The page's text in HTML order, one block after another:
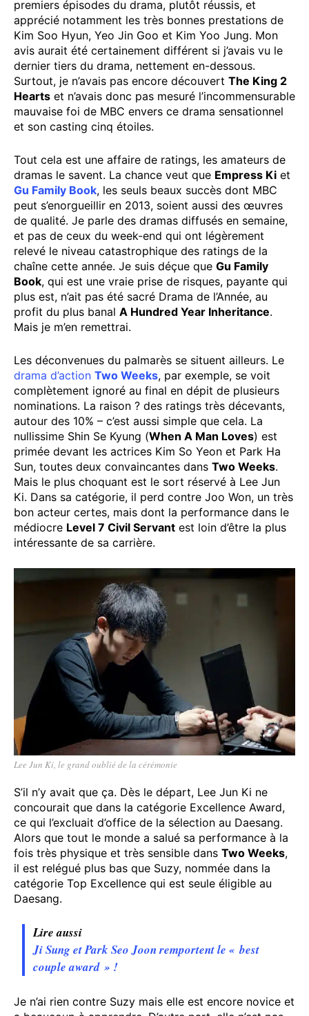
premiers épisodes du drama, plutôt réussis, et
apprécié notamment les très bonnes prestations de
Kim Soo Hyun, Yeo Jin Goo et Kim Yoo Jung. Mon
avis aurait été certainement différent si j’avais vu le
dernier tiers du drama, nettement en-dessous.
Surtout, je n’avais pas encore découvert The King 2
Hearts et n’avais donc pas mesuré l’incommensurable
mauvaise foi de MBC envers ce drama sensationnel
et son casting cinq étoiles.
Tout cela est une affaire de ratings, les amateurs de
dramas le savent. La chance veut que Empress Ki et
Gu Family Book, les seuls beaux succès dont MBC
peut s’enorgueillir en 2013, soient aussi des œuvres
de qualité. Je parle des dramas diffusés en semaine,
et pas de ceux du week-end qui ont légèrement
relevé le niveau catastrophique des ratings de la
chaîne cette année. Je suis déçue que Gu Family
Book, qui est une vraie prise de risques, payante qui
plus est, n’ait pas été sacré Drama de l’Année, au
profit du plus banal A Hundred Year Inheritance.
Mais je m’en remettrai.
Les déconvenues du palmarès se situent ailleurs. Le
drama d’action Two Weeks, par exemple, se voit
complètement ignoré au final en dépit de plusieurs
nominations. La raison ? des ratings très décevants,
autour des 10% – c’est aussi simple que cela. La
nullissime Shin Se Kyung (When A Man Loves) est
primée devant les actrices Kim So Yeon et Park Ha
Sun, toutes deux convaincantes dans Two Weeks.
Mais le plus choquant est le sort réservé à Lee Jun
Ki. Dans sa catégorie, il perd contre Joo Won, un très
bon acteur certes, mais dont la performance dans le
médiocre Level 7 Civil Servant est loin d’être la plus
intéressante de sa carrière.
Lee Jun Ki, le grand oublié de la cérémonie
S’il n’y avait que ça. Dès le départ, Lee Jun Ki ne
concourait que dans la catégorie Excellence Award,
ce qui l’excluait d’office de la sélection au Daesang.
Alors que tout le monde a salué sa performance à la
fois très physique et très sensible dans Two Weeks,
il est relégué plus bas que Suzy, nommée dans la
catégorie Top Excellence qui est seule éligible au
Daesang.
Lire aussi
Ji Sung et Park Seo Joon remportent le « best
couple award » !
Je n’ai rien contre Suzy mais elle est encore novice et